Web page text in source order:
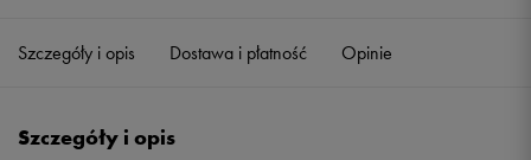
Szczegóły i opis Dostawa i płatność Opinie
Szczegóły i opis